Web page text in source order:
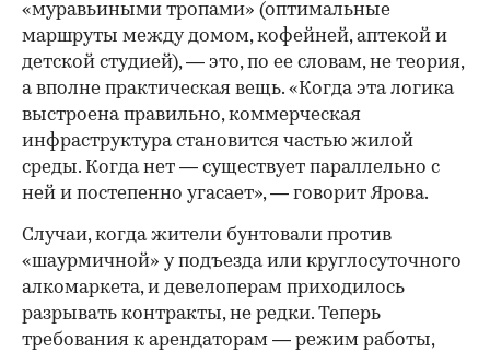
«муравьиными тропами» (оптимальные
маршруты между домом, кофейней, аптекой и
детской студией), — это, по ее словам, не теория,
а вполне практическая вещь. «Когда эта логика
выстроена правильно, коммерческая
инфраструктура становится частью жилой
среды. Когда нет — существует параллельно с
ней и постепенно угасает», — говорит Ярова.
Случаи, когда жители бунтовали против
«шаурмичной» у подъезда или круглосуточного
алкомаркета, и девелоперам приходилось
разрывать контракты, не редки. Теперь
требования к арендаторам — режим работы,